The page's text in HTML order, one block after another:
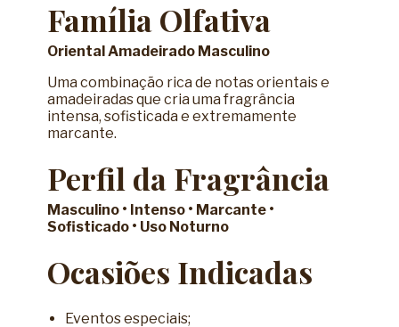
Família Olfativa
Oriental Amadeirado Masculino
Uma combinação rica de notas orientais e
amadeiradas que cria uma fragrância
intensa, sofisticada e extremamente
marcante.
Perfil da Fragrância
Masculino • Intenso • Marcante •
Sofisticado • Uso Noturno
Ocasiões Indicadas
Eventos especiais;